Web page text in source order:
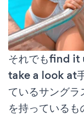
それでもfind it
take a look at
ているサング
を持っている